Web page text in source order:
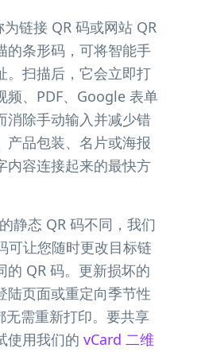
为链接 QR 码或网站 QR
的条形码，可将智能手
。扫描后，它会立即打
频、PDF、Google 表单
消除手动输入并减少错
产品包装、名片或海报
内容连接起来的最快方
静态 QR 码不同，我们
可让您随时更改目标链
的 QR 码。更新损坏的
陆页面或重定向季节性
无需重新打印。要共享
使用我们的 vCard 二维